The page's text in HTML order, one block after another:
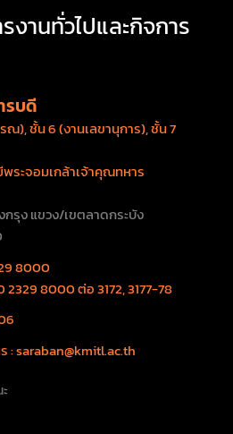
งานทั่วไปและกิจการ
รบดี
ณ), ชั้น 6 (งานเลขานุการ), ชั้น 7
พระจอมเกล้าเจ้าคุณทหาร
กรุง แขวง/เขตลาดกระบัง
8000
8000 ต่อ 3172, 3177-78
: saraban@kmitl.ac.th